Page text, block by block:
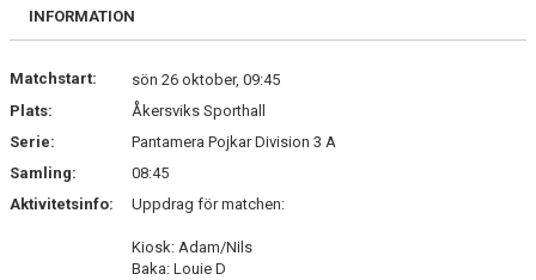
INFORMATION
Matchstart:
sön 26 oktober, 09:45
Plats:
Åkersviks Sporthall
Serie:
Pantamera Pojkar Division 3 A
Samling:
08:45
Aktivitetsinfo:
Uppdrag för matchen:
Kiosk: Adam/Nils
Baka: Louie D